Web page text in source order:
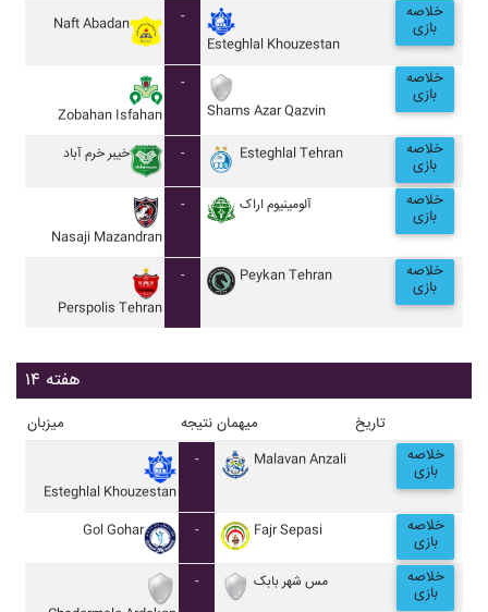
Naft Abadan
-
Esteghlal Khouzestan
خلاصه
بازی
Zobahan Isfahan
-
Shams Azar Qazvin
خلاصه
بازی
خيبر خرم آباد - Esteghlal Tehran خلاصه
بازی
Nasaji Mazandran
- آلومينيوم اراک خلاصه
بازی
Perspolis Tehran
- Peykan Tehran خلاصه
بازی
هفته ۱۴
میزبان نتیجه میهمان تاریخ
Esteghlal Khouzestan
- Malavan Anzali خلاصه
بازی
Gol Gohar - Fajr Sepasi خلاصه
بازی
- مس شهر بابک خلاصه
بازی